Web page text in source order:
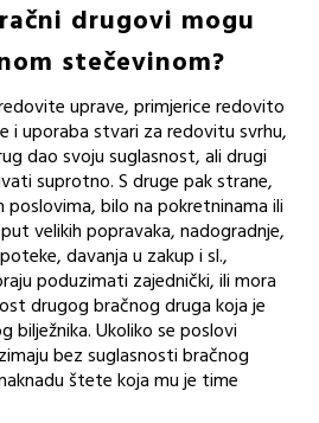
drugovi mogu
stečevinom?
uprave, primjerice redovito
i uporaba stvari za redovitu svrhu,
dao svoju suglasnost, ali drugi
suprotno. S druge pak strane,
poslovima, bilo na pokretninama ili
velikih popravaka, nadogradnje,
davanja u zakup i sl.,
poduzimati zajednički, ili mora
drugog bračnog druga koja je
bilježnika. Ukoliko se poslovi
bez suglasnosti bračnog
štete koja mu je time